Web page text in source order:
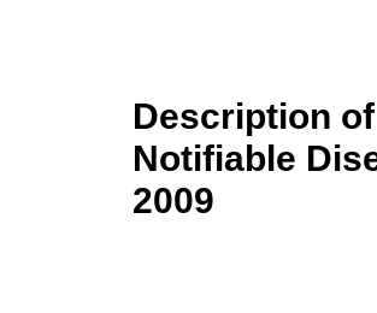
Description
Notifiable
2009